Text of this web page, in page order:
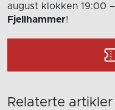
august klokken 19:00
Fjellhammer!
Relaterte artikler